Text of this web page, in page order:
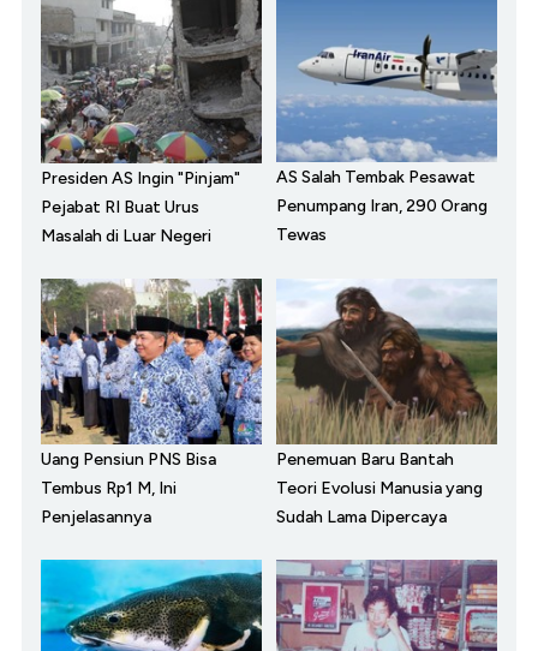
Presiden AS Ingin "Pinjam"
Pejabat RI Buat Urus
Masalah di Luar Negeri
AS Salah Tembak Pesawat
Penumpang Iran, 290 Orang
Tewas
Uang Pensiun PNS Bisa
Tembus Rp1 M, Ini
Penjelasannya
Penemuan Baru Bantah
Teori Evolusi Manusia yang
Sudah Lama Dipercaya